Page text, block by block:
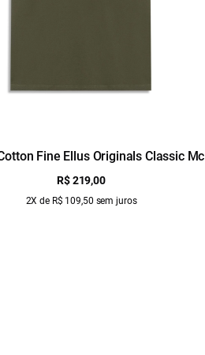
Fine Ellus Originals Classic Mc
Floresta
R$ 219,00
2X de R$ 109,50 sem juros